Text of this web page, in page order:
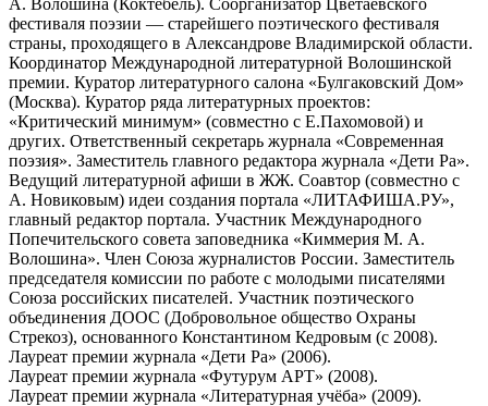
фестиваля поэзии — старейшего поэтического фестиваля
страны, проходящего в Александрове Владимирской области.
Координатор Международной литературной Волошинской
премии. Куратор литературного салона «Булгаковский Дом»
(Москва). Куратор ряда литературных проектов:
«Критический минимум» (совместно с Е.Пахомовой) и
других. Ответственный секретарь журнала «Современная
поэзия». Заместитель главного редактора журнала «Дети Ра».
Ведущий литературной афиши в ЖЖ. Соавтор (совместно с
А. Новиковым) идеи создания портала «ЛИТАФИША.РУ»,
главный редактор портала. Участник Международного
Попечительского совета заповедника «Киммерия М. А.
Волошина». Член Союза журналистов России. Заместитель
председателя комиссии по работе с молодыми писателями
Союза российских писателей. Участник поэтического
объединения ДООС (Добровольное общество Охраны
Стрекоз), основанного Константином Кедровым (с 2008).
Лауреат премии журнала «Дети Ра» (2006).
Лауреат премии журнала «Футурум АРТ» (2008).
Лауреат премии журнала «Литературная учёба» (2009).